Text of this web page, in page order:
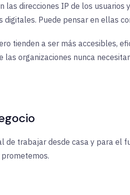
direcciones IP de los usuarios
Puede pensar en ellas
tienden a ser más accesibles,
organizaciones nunca
trabajar desde casa y para el